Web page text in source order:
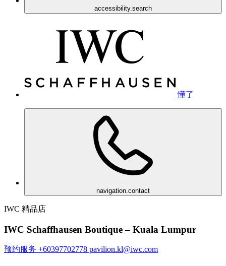
accessibility.search
懂了
navigation.contact
IWC 精品店
IWC Schaffhausen Boutique – Kuala Lumpur
预约服务 +60397702778 pavilion.kl@iwc.com